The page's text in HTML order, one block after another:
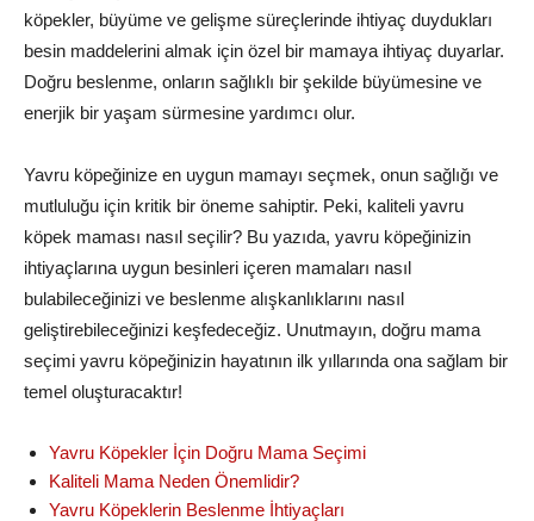
köpekler, büyüme ve gelişme süreçlerinde ihtiyaç duydukları
besin maddelerini almak için özel bir mamaya ihtiyaç duyarlar.
Doğru beslenme, onların sağlıklı bir şekilde büyümesine ve
enerjik bir yaşam sürmesine yardımcı olur.
Yavru köpeğinize en uygun mamayı seçmek, onun sağlığı ve
mutluluğu için kritik bir öneme sahiptir. Peki, kaliteli yavru
köpek maması nasıl seçilir? Bu yazıda, yavru köpeğinizin
ihtiyaçlarına uygun besinleri içeren mamaları nasıl
bulabileceğinizi ve beslenme alışkanlıklarını nasıl
geliştirebileceğinizi keşfedeceğiz. Unutmayın, doğru mama
seçimi yavru köpeğinizin hayatının ilk yıllarında ona sağlam bir
temel oluşturacaktır!
Yavru Köpekler İçin Doğru Mama Seçimi
Kaliteli Mama Neden Önemlidir?
Yavru Köpeklerin Beslenme İhtiyaçları